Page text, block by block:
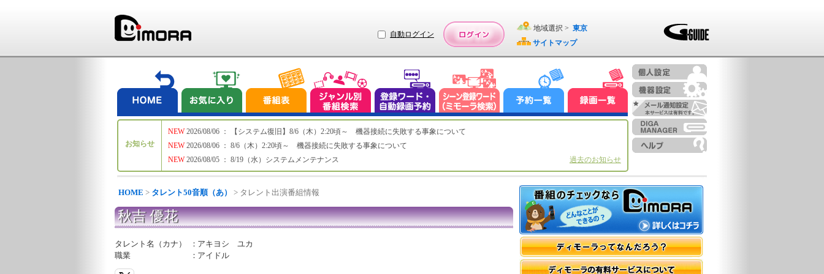
自動ログイン
地域選択 > 東京
サイトマップ
お知らせ
NEW
NEW
NEW
2026/08/06 ： 【システム復旧】8/6（木）2:20頃～ 機器接続に失敗する事象について
2026/08/06 ： 8/6（木）2:20頃～ 機器接続に失敗する事象について
2026/08/05 ： 8/19（水）システムメンテナンス
過去のお知らせ
HOME > タレント50音順（あ） > タレント出演番組情報
秋吉 優花
タレント名（カナ） ： アキヨシ ユカ
職業
： アイドル